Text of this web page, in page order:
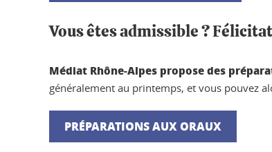
Vous êtes admissible ?
Médiat Rhône-Alpes propose des
généralement au printemps, et vous pouvez
PRÉPARATIONS AUX ORAUX